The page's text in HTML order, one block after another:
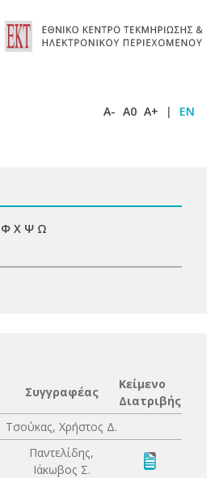
A- A0 A+ | EN
Φ Χ Ψ Ω
Συγγραφέας
Κείμενο
Διατριβής
Τσούκας, Χρήστος Δ.
Παντελίδης,
Ιάκωβος Σ.